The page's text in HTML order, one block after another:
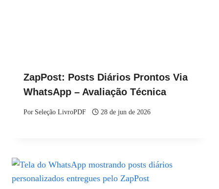
ZapPost: Posts Diários Prontos Via
WhatsApp – Avaliação Técnica
Por Seleção LivroPDF 28 de jun de 2026